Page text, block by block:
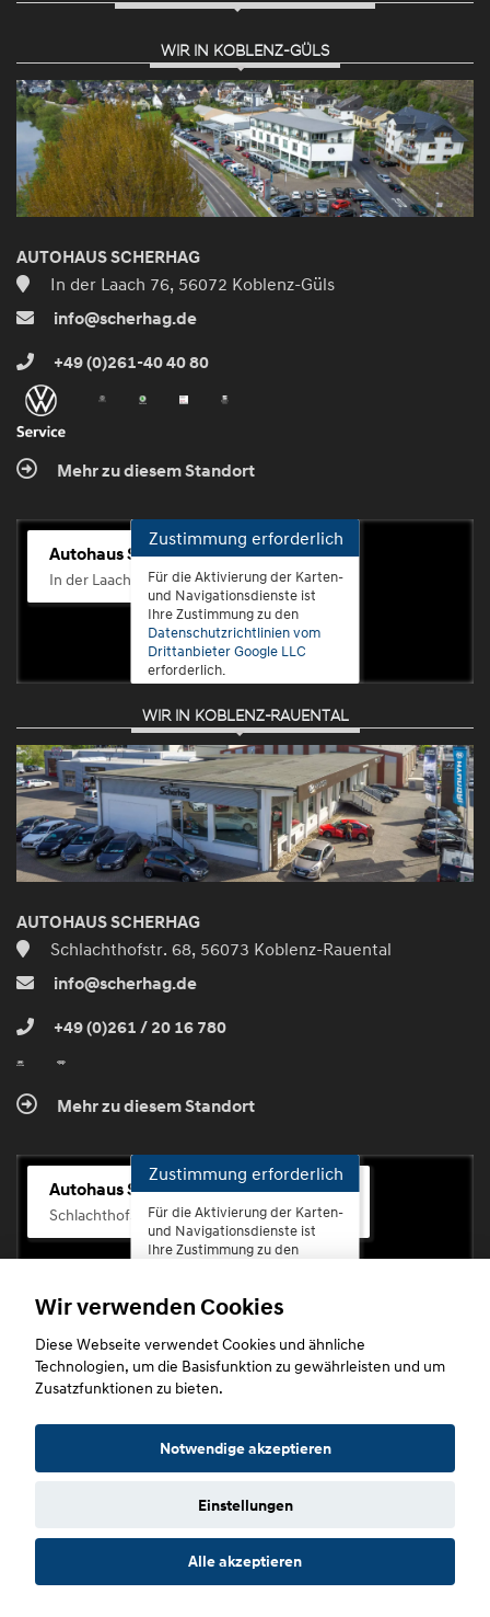
WIR IN KOBLENZ-GÜLS
AUTOHAUS SCHERHAG
In der Laach 76, 56072 Koblenz-Güls
info@scherhag.de
+49 (0)261-40 40 80
Mehr zu diesem Standort
Autohaus Scherhag
In der Laach 76, 56072 Koblenz-Güls
Zustimmung erforderlich
Für die Aktivierung der Karten-
und Navigationsdienste ist
Ihre Zustimmung zu den
Datenschutzrichtlinien vom
Drittanbieter Google LLC
erforderlich.
Zustimmen
und
aktivieren
WIR IN KOBLENZ-RAUENTAL
AUTOHAUS SCHERHAG
Schlachthofstr. 68, 56073 Koblenz-Rauental
info@scherhag.de
+49 (0)261 / 20 16 780
Mehr zu diesem Standort
Autohaus Scherhag
Schlachthofstr. 68, 56073 Koblenz-Rauental
Zustimmung erforderlich
Für die Aktivierung der Karten-
und Navigationsdienste ist
Ihre Zustimmung zu den
erforderlich.
Zustimmen
Copyright © 2026. Autohaus Scherhag
Datenschutz Impressum
Wir verwenden Cookies
Diese Webseite verwendet Cookies und ähnliche
Technologien, um die Basisfunktion zu gewährleisten und um
Zusatzfunktionen zu bieten.
Notwendige akzeptieren
Einstellungen
Alle akzeptieren